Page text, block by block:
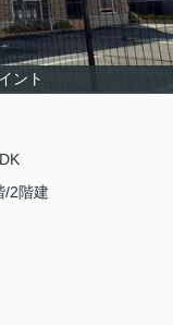
ント
/2階建